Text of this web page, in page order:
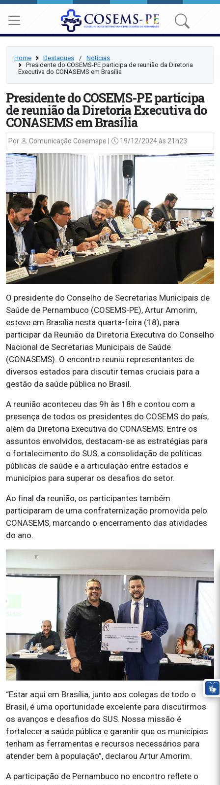
Home Destaques ⠀/⠀ Notícias
Presidente do COSEMS-PE participa de reunião da Diretoria
Executiva do CONASEMS em Brasília
Presidente do COSEMS-PE participa
de reunião da Diretoria Executiva do
CONASEMS em Brasília
Por Comunicação Cosemspe | 19/12/2024 às 21h23
O presidente do Conselho de Secretarias Municipais de
Saúde de Pernambuco (COSEMS-PE), Artur Amorim,
esteve em Brasília nesta quarta-feira (18), para
participar da Reunião da Diretoria Executiva do Conselho
Nacional de Secretarias Municipais de Saúde
(CONASEMS). O encontro reuniu representantes de
diversos estados para discutir temas cruciais para a
gestão da saúde pública no Brasil.
A reunião aconteceu das 9h às 18h e contou com a
presença de todos os presidentes do COSEMS do país,
além da Diretoria Executiva do CONASEMS. Entre os
assuntos envolvidos, destacam-se as estratégias para
o fortalecimento do SUS, a consolidação de políticas
públicas de saúde e a articulação entre estados e
municípios para superar os desafios do setor.
Ao final da reunião, os participantes também
participaram de uma confraternização promovida pelo
CONASEMS, marcando o encerramento das atividades
do ano.
“Estar aqui em Brasília, junto aos colegas de todo o
Brasil, é uma oportunidade excelente para discutirmos
os avanços e desafios do SUS. Nossa missão é
fortalecer a saúde pública e garantir que os municípios
tenham as ferramentas e recursos necessários para
atender bem à população”, declarou Artur Amorim.
A participação de Pernambuco no encontro reflete o